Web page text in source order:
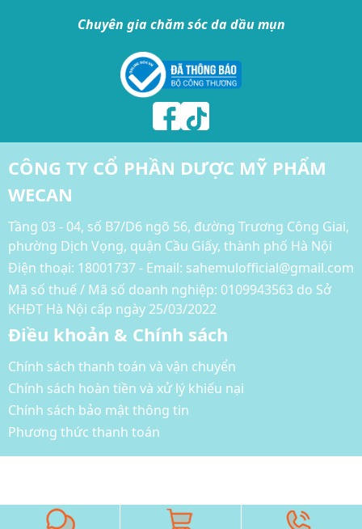
Chuyên gia chăm sóc da dầu mụn
CÔNG TY CỔ PHẦN DƯỢC MỸ PHẨM
WECAN
Tầng 03 - 04, số B7/D6 ngõ 56, đường Trương Công Giai,
phường Dịch Vọng, quận Cầu Giấy, thành phố Hà Nội
Điện thoại: 18001737 - Email: sahemulofficial@gmail.com
Mã số thuế / Mã số doanh nghiệp: 0109943563 do Sở
KHĐT Hà Nội cấp ngày 25/03/2022
Điều khoản & Chính sách
Chính sách thanh toán và vận chuyển
Chính sách hoàn tiền và xử lý khiếu nại
Chính sách bảo mật thông tin
Phương thức thanh toán